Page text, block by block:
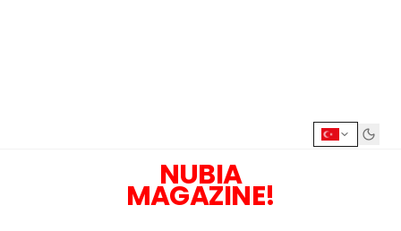
NUBIA
MAGAZINE!